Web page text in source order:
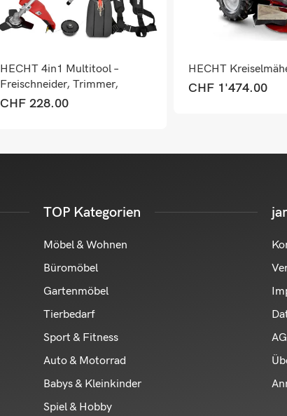
HECHT 4in1 Multitool –
Freischneider, Trimmer,
Heckenschere & Hochentaster
CHF228.00
HECHT
CHF1'474.00
TOP Kategorien
Möbel & Wohnen
Büromöbel
Gartenmöbel
Tierbedarf
Sport & Fitness
Auto & Motorrad
Babys & Kleinkinder
Spiel & Hobby